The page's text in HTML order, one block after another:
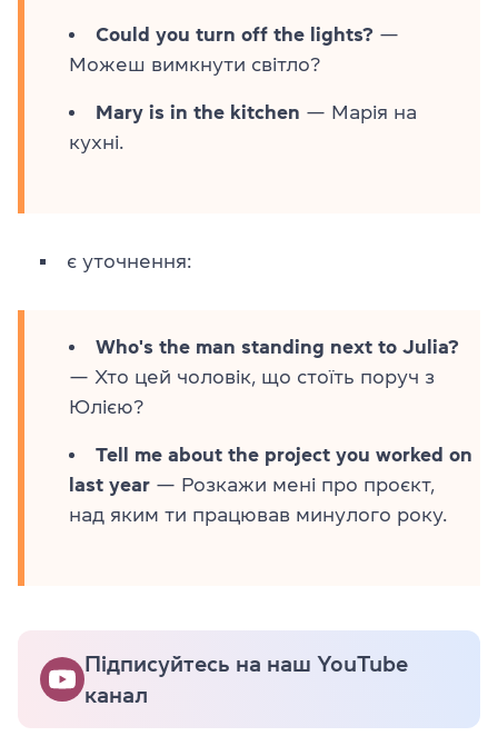
Could you turn off the lights? —
Можеш вимкнути світло?
Mary is in the kitchen — Марія на
кухні.
є уточнення:
Who's the man standing next to Julia?
— Хто цей чоловік, що стоїть поруч з
Юлією?
Tell me about the project you worked on
last year — Розкажи мені про проєкт,
над яким ти працював минулого року.
Підписуйтесь на наш YouTube
канал